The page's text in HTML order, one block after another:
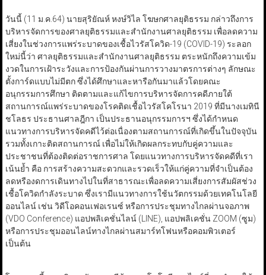
วันนี้ (11 ม.ค.64) นายสุริยัณห์ หงษ์วิไล โฆษกศาลยุติธรรม กล่าวถึงการ
บริหารจัดการของศาลยุติธรรมและสำนักงานศาลยุติธรรม เพื่อลดความ
เสี่ยงในช่วงการแพร่ระบาดของเชื้อไวรัสโควิด-19 (COVID-19) ระลอก
ใหม่นี้ว่า ศาลยุติธรรมและสำนักงานศาลยุติธรรม ตระหนักถึงความเข้ม
งวดในการเฝ้าระวังและการป้องกันผ่านการวางมาตรการต่างๆ ลักษณะ
ตั้งการ์ดแบบไม่มีตก ซึ่งได้ศึกษาและหารือกันมาแล้วโดยคณะ
อนุกรรมการศึกษา ติดตามและแก้ไขการบริหารจัดการคดีภายใต้
สถานการณ์แพร่ระบาดของโรคติดเชื้อไวรัสโคโรนา 2019 ที่มีนางเมทินี
ชโลธร ประธานศาลฎีกา เป็นประธานอนุกรรมการฯ ซึ่งได้กำหนด
แนวทางการบริหารจัดคดีไว้ต่อเนื่องตามสถานการณ์ที่เกิดขึ้นในปัจจุบัน
รวมทั้งเกาะติดสถานการณ์ เพื่อไม่ให้เกิดผลกระทบกับคู่ความและ
ประชาชนที่ต้องติดต่อราชการศาล โดยแนวทางการบริหารจัดคดีที่เรา
เน้นย้ำ คือ การสร้างความสะดวกและรวดเร็วให้แก่คู่ความที่จำเป็นต้อง
ลดหรืองดการเดินทางไปในที่สาธารณะเพื่อลดความเสี่ยงการสัมผัสช่วง
เชื้อโควิดกำลังระบาด ซึ่งเรามีแนวทางการใช้นวัตกรรมด้วยเทคโนโลยี
ออนไลน์ เช่น วิดีโอคอนเฟอเรนซ์ หรือการประชุมทางไกลผ่านจอภาพ
(VDO Conference) แอปพลิเคชั่นไลน์ (LINE), แอปพลิเคชั่น ZOOM (ซูม)
หรือการประชุมออนไลน์ทางไกลผ่านสมาร์ทโฟนหรือคอมพิวเตอร์
เป็นต้น